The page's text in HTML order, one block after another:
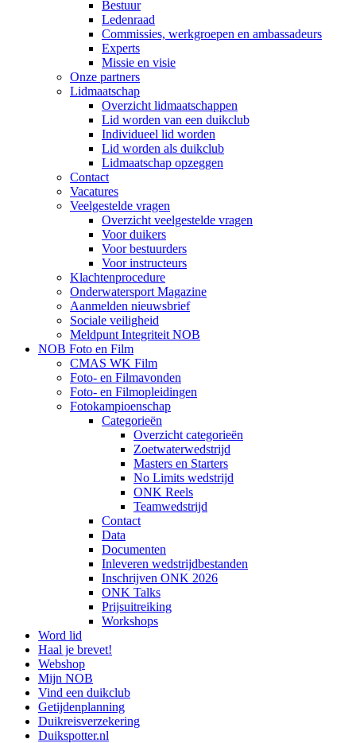
Bestuur
Ledenraad
Commissies, werkgroepen en ambassadeurs
Experts
Missie en visie
Onze partners
Lidmaatschap
Overzicht lidmaatschappen
Lid worden van een duikclub
Individueel lid worden
Lid worden als duikclub
Lidmaatschap opzeggen
Contact
Vacatures
Veelgestelde vragen
Overzicht veelgestelde vragen
Voor duikers
Voor bestuurders
Voor instructeurs
Klachtenprocedure
Onderwatersport Magazine
Aanmelden nieuwsbrief
Sociale veiligheid
Meldpunt Integriteit NOB
NOB Foto en Film
CMAS WK Film
Foto- en Filmavonden
Foto- en Filmopleidingen
Fotokampioenschap
Categorieën
Overzicht categorieën
Zoetwaterwedstrijd
Masters en Starters
No Limits wedstrijd
ONK Reels
Teamwedstrijd
Contact
Data
Documenten
Inleveren wedstrijdbestanden
Inschrijven ONK 2026
ONK Talks
Prijsuitreiking
Workshops
Word lid
Haal je brevet!
Webshop
Mijn NOB
Vind een duikclub
Getijdenplanning
Duikreisverzekering
Duikspotter.nl